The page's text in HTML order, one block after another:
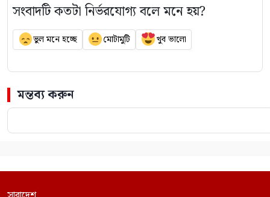
সংবাদটি কতটা নির্ভরযোগ্য বলে মনে হয়?
ভুল মনে হচ্ছে মোটামুটি খুব ভালো
মন্তব্য করুন